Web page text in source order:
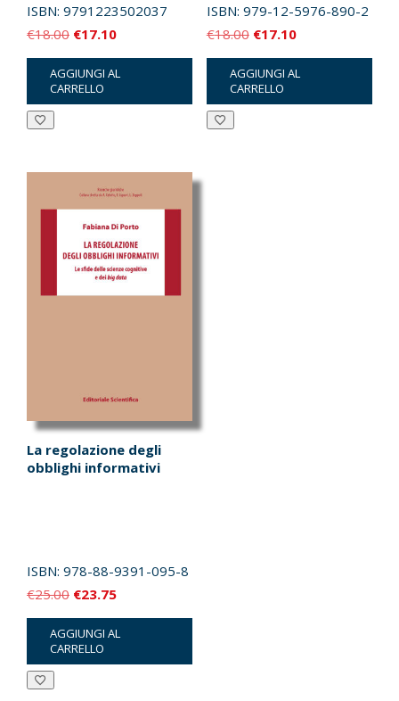
ISBN: 9791223502037
€18.00 Il
prezzo
originale
era:
€17.10Il
prezzo
attuale
è:
AGGIUNGI AL
CARRELLO
ISBN: 979-12-5976-890-2
€18.00 Il
prezzo
originale
era:
€17.10Il
prezzo
attuale
è:
AGGIUNGI AL
CARRELLO
La regolazione degli
obblighi informativi
ISBN: 978-88-9391-095-8
€25.00 Il
prezzo
originale
era:
€23.75Il
prezzo
attuale
è:
AGGIUNGI AL
CARRELLO